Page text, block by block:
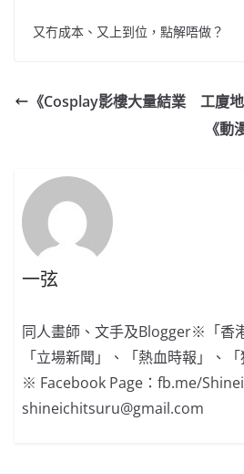
又冇成本、又上到位，點解唔做？
《Cosplay影樓大量結業 工廈地
《動
一弦
同人畫師、文手及Blogger※「香
「立場新聞」、「熱血時報」、
※ Facebook Page：fb.me/
shineichitsuru@gmail.com